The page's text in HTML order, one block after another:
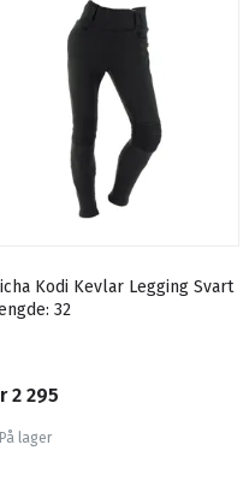
Kodi Kevlar Legging Svart
32
2 295
På lager